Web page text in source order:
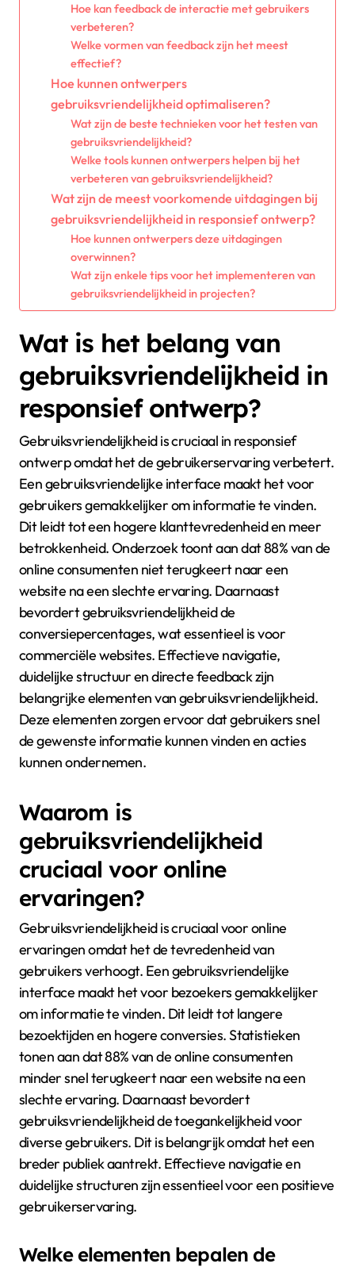
Hoe kan feedback de interactie met gebruikers
verbeteren?
Welke vormen van feedback zijn het meest
effectief?
Hoe kunnen ontwerpers
gebruiksvriendelijkheid optimaliseren?
Wat zijn de beste technieken voor het testen van
gebruiksvriendelijkheid?
Welke tools kunnen ontwerpers helpen bij het
verbeteren van gebruiksvriendelijkheid?
Wat zijn de meest voorkomende uitdagingen bij
gebruiksvriendelijkheid in responsief ontwerp?
Hoe kunnen ontwerpers deze uitdagingen
overwinnen?
Wat zijn enkele tips voor het implementeren van
gebruiksvriendelijkheid in projecten?
Wat is het belang van
gebruiksvriendelijkheid in
responsief ontwerp?
Gebruiksvriendelijkheid is cruciaal in responsief
ontwerp omdat het de gebruikerservaring verbetert.
Een gebruiksvriendelijke interface maakt het voor
gebruikers gemakkelijker om informatie te vinden.
Dit leidt tot een hogere klanttevredenheid en meer
betrokkenheid. Onderzoek toont aan dat 88% van de
online consumenten niet terugkeert naar een
website na een slechte ervaring. Daarnaast
bevordert gebruiksvriendelijkheid de
conversiepercentages, wat essentieel is voor
commerciële websites. Effectieve navigatie,
duidelijke structuur en directe feedback zijn
belangrijke elementen van gebruiksvriendelijkheid.
Deze elementen zorgen ervoor dat gebruikers snel
de gewenste informatie kunnen vinden en acties
kunnen ondernemen.
Waarom is
gebruiksvriendelijkheid
cruciaal voor online
ervaringen?
Gebruiksvriendelijkheid is cruciaal voor online
ervaringen omdat het de tevredenheid van
gebruikers verhoogt. Een gebruiksvriendelijke
interface maakt het voor bezoekers gemakkelijker
om informatie te vinden. Dit leidt tot langere
bezoektijden en hogere conversies. Statistieken
tonen aan dat 88% van de online consumenten
minder snel terugkeert naar een website na een
slechte ervaring. Daarnaast bevordert
gebruiksvriendelijkheid de toegankelijkheid voor
diverse gebruikers. Dit is belangrijk omdat het een
breder publiek aantrekt. Effectieve navigatie en
duidelijke structuren zijn essentieel voor een positieve
gebruikerservaring.
Welke elementen bepalen de